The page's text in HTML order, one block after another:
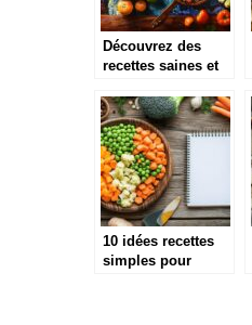
Découvrez des
recettes saines et
alimentation
équilibrée
10 idées recettes
simples pour